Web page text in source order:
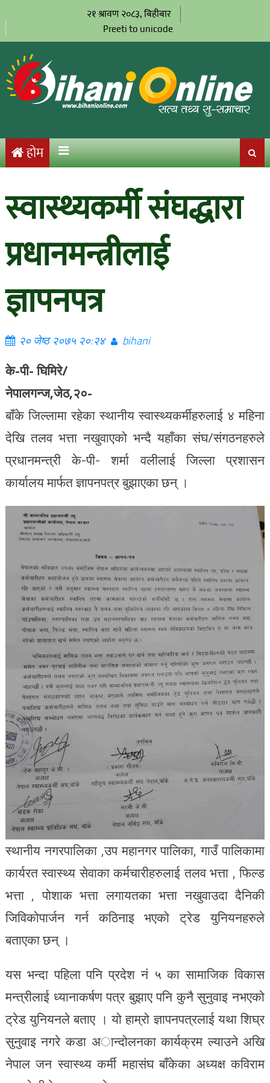
२१ श्रावण २०८३, बिहीबार
Preeti to unicode
होम
स्वास्थ्यकर्मी संघद्धारा
प्रधानमन्त्रीलाई
ज्ञापनपत्र
२० जेष्ठ २०७५ २०:२४ bihani
के-पी- घिमिरे/
नेपालगन्ज,जेठ,२०-
बाँके जिल्लामा रहेका स्थानीय स्वास्थ्यकर्मीहरुलाई ४ महिना
देखि तलव भत्ता नखुवाएको भन्दै यहाँका संघ/संगठनहरुले
प्रधानमन्त्री के-पी- शर्मा वलीलाई जिल्ला प्रशासन
कार्यालय मार्फत ज्ञापनपत्र बुझाएका छन् ।
स्थानीय नगरपालिका ,उप महानगर पालिका, गाउँ पालिकामा
कार्यरत स्वास्थ्य सेवाका कर्मचारीहरुलाई तलव भत्ता , फिल्ड
भत्ता , पोशाक भत्ता लगायतका भत्ता नखुवाउदा दैनिकी
जिविकोपार्जन गर्न कठिनाइ भएको ट्रेड युनियनहरुले
बताएका छन् ।
यस भन्दा पहिला पनि प्रदेश नं ५ का सामाजिक विकास
मन्त्रीलाई ध्यानाकर्षण पत्र बुझाए पनि कुनै सुनुवाइ नभएको
ट्रेड युनियनले बताए । यो हाम्रो ज्ञापनपत्रलाई यथा शिघ्र
सुनुवाइ नगरे कडा अान्दोलनका कार्यक्रम ल्याउने अखि
नेपाल जन स्वास्थ्य कर्मी महासंघ बाँकेका अध्यक्ष कविराम